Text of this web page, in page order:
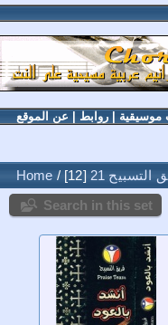
موسيقية |روابط عن الموقع
Home / التسبيح 21
12
Search in this set